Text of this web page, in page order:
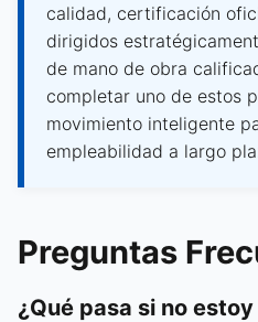
calidad, certificación
dirigidos
de mano de obra
completar uno de estos
movimiento inteligente
empleabilidad a largo
Preguntas
¿Qué pasa si no